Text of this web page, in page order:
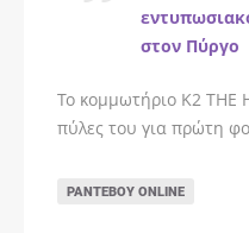
στον Πύργο
Το κομμωτήριο K2 THE
πύλες του για πρώτη
ΡΑΝΤΕΒΟΎ ONLINE